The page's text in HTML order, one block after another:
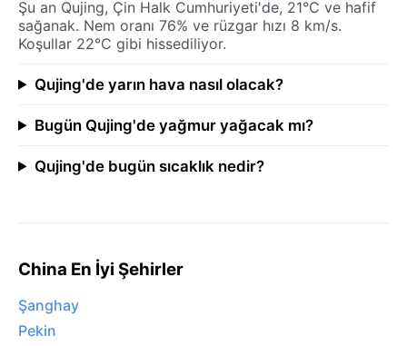
Şu an Qujing, Çin Halk Cumhuriyeti'de, 21°C ve hafif
sağanak. Nem oranı 76% ve rüzgar hızı 8 km/s.
Koşullar 22°C gibi hissediliyor.
Qujing'de yarın hava nasıl olacak?
Bugün Qujing'de yağmur yağacak mı?
Qujing'de bugün sıcaklık nedir?
China En İyi Şehirler
Şanghay
Pekin